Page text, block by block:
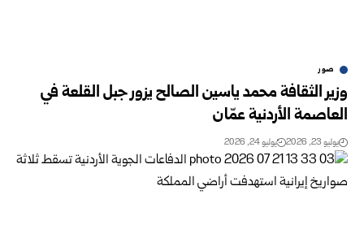
صور
وزير الثقافة محمد ياسين الصالح يزور جبل القلعة في
العاصمة الأردنية عمّان
يوليو 23, 2026 يوليو 24, 2026